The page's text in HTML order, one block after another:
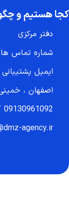
کجا هستیم و
دفتر مرکزی
شماره تماس ها
ایمیل پشتیبانی
اصفهان ،
09130961092
agency.ir